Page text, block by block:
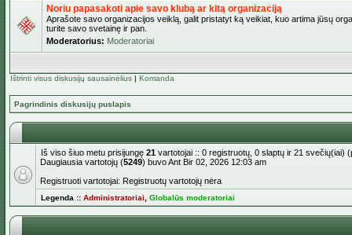
Noriu papasakoti apie savo klubą ar kitą organizaciją
Aprašote savo organizacijos veiklą, galit pristatyt ką veikiat, kuo artima jūsų
turite savo svetainę ir pan.
Moderatorius: Moderatoriai
Ištrinti visus diskusijų sausainėlius | Komanda
Pagrindinis diskusijų puslapis
Iš viso šiuo metu prisijungę 21 vartotojai :: 0 registruotų, 0 slaptų ir 21 svečių(iai)
Daugiausia vartotojų (5249) buvo Ant Bir 02, 2026 12:03 am
Registruoti vartotojai: Registruotų vartotojų nėra
Legenda :: Administratoriai Globalūs moderatoriai